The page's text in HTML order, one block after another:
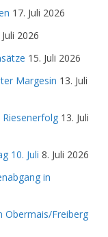
17. Juli 2026
2026
15. Juli 2026
Margesin 13. Juli
13. Juli
10. Juli 8. Juli 2026
in
Obermais/Freiberg